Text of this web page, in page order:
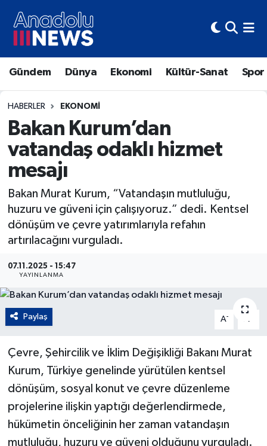
Gündem Dünya Ekonomi Kültür-Sanat Spor
HABERLER EKONOMI
Bakan Kurum’dan
vatandaş odaklı hizmet
mesajı
Bakan Murat Kurum, “Vatandaşın mutluluğu,
huzuru ve güveni için çalışıyoruz.” dedi. Kentsel
dönüşüm ve çevre yatırımlarıyla refahın
artırılacağını vurguladı.
07.11.2025 - 15:47
YAYINLANMA
Paylaş A- A
Çevre, Şehircilik ve İklim Değişikliği Bakanı Murat
Kurum, Türkiye genelinde yürütülen kentsel
dönüşüm, sosyal konut ve çevre düzenleme
projelerine ilişkin yaptığı değerlendirmede,
hükümetin önceliğinin her zaman vatandaşın
mutluluğu, huzuru ve güveni olduğunu vurguladı.
Hava Durumu
Trafik Durumu
Süper Lig Puan Durumu ve Fikstür
Tüm Manşetler
Son Dakika Haberleri
Haber Arşivi